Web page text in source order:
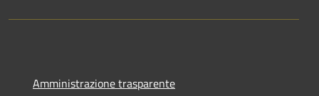
Amministrazione trasparente